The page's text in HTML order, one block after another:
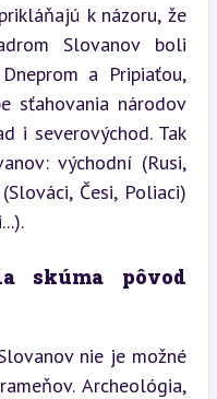
k názoru, že
Slovanov boli
a Pripiaťou,
sťahovania národov
i severovýchod. Tak
východní (Rusi,
Česi, Poliaci)
skúma pôvod
nie je možné
Archeológia,